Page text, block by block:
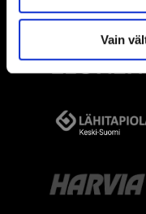
Vain